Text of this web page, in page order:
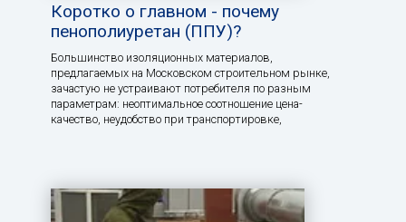
Коротко о главном - почему
пенополиуретан (ППУ)?
Большинство изоляционных материалов,
предлагаемых на Московском строительном рынке,
зачастую не устраивают потребителя по разным
параметрам: неоптимальное соотношение цена-
качество, неудобство при транспортировке,